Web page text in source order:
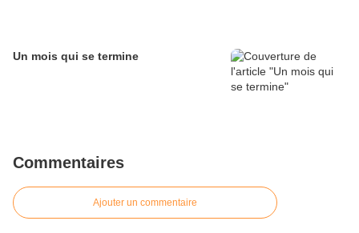
Un mois qui se termine
Commentaires
Ajouter un commentaire